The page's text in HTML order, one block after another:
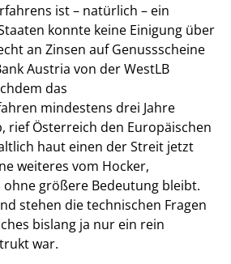
ist – natürlich – ein
konnte keine Einigung über
an Zinsen auf Genussscheine
Austria von der WestLB
das
mindestens drei Jahre
rief Österreich den Europäischen
haut einen der Streit jetzt
weiteres vom Hocker,
ohne größere Bedeutung bleibt.
stehen die technischen Fragen
bislang ja nur ein rein
war.